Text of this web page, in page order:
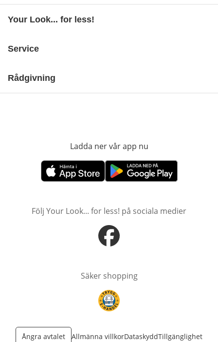
Your Look... for less!
Service
Rådgivning
Ladda ner vår app nu
öppnas i nytt fönsteröppnas i nytt fönster
Följ Your Look... for less! på sociala medier
öppnas i nytt fönster
Säker shopping
öppnas i nytt fönster
Ångra avtalet Allmänna villkorDataskyddTillgänglighet